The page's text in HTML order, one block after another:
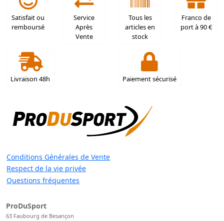
Satisfait ou
remboursé
Service
Après
Vente
Tous les
articles en
stock
Franco de
port à 90 €
Livraison 48h Paiement sécurisé
Conditions Générales de Vente
Respect de la vie privée
Questions fréquentes
ProDuSport
63 Faubourg de Besançon